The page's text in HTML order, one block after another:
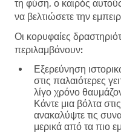
τη φύση, ο καιρός
να βελτιώσετε την
Οι κορυφαίες
περιλαμβάνουν:
Εξερεύνηση
στις παλαιότερες
λίγο χρόνο
Κάντε μια βόλτα
ανακαλύψτε τις
μερικά από τα πιο